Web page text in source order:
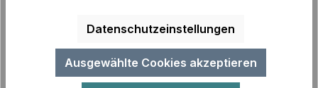
Betriebsschild - In diesem Bereich keine Speisen
und Getränke verzehren. Diese Schild ist in diversen
Größen erhältlich – a…
Datenschutzeinstellungen
Ausgewählte Cookies akzeptieren